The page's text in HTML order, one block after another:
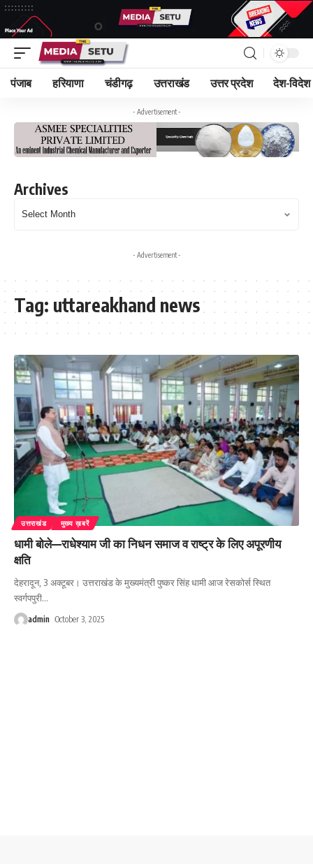
पंजाब हरियाणा चंडीगढ़ उत्तराखंड उत्तर प्रदेश देश-विदेश
- Advertisement -
Archives
- Advertisement -
Tag: uttareakhand news
उत्तराखंड मुख्य ख़बरें
धामी बोले—राधेश्याम जी का निधन समाज व राष्ट्र के लिए अपूरणीय
क्षति
देहरादून, 3 अक्टूबर। उत्तराखंड के मुख्यमंत्री पुष्कर सिंह धामी आज रेसकोर्स स्थित
स्वर्गपपुरी…
admin October 3, 2025